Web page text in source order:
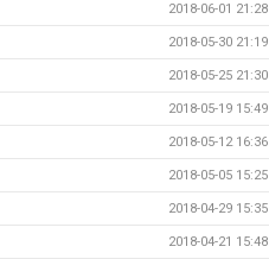
2018-06-01 21:28
2018-05-30 21:19
2018-05-25 21:30
2018-05-19 15:49
2018-05-12 16:36
2018-05-05 15:25
2018-04-29 15:35
2018-04-21 15:48